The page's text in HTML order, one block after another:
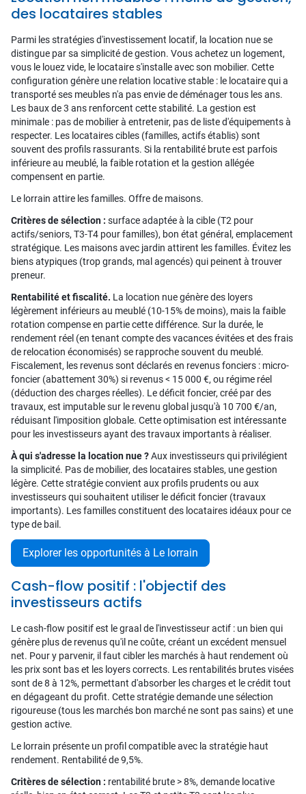
des locataires stables
Parmi les stratégies d'investissement locatif, la location nue se
distingue par sa simplicité de gestion. Vous achetez un logement,
vous le louez vide, le locataire s'installe avec son mobilier. Cette
configuration génère une relation locative stable : le locataire qui a
transporté ses meubles n'a pas envie de déménager tous les ans.
Les baux de 3 ans renforcent cette stabilité. La gestion est
minimale : pas de mobilier à entretenir, pas de liste d'équipements à
respecter. Les locataires cibles (familles, actifs établis) sont
souvent des profils rassurants. Si la rentabilité brute est parfois
inférieure au meublé, la faible rotation et la gestion allégée
compensent en partie.
Le lorrain attire les familles. Offre de maisons.
Critères de sélection : surface adaptée à la cible (T2 pour
actifs/seniors, T3-T4 pour familles), bon état général, emplacement
stratégique. Les maisons avec jardin attirent les familles. Évitez les
biens atypiques (trop grands, mal agencés) qui peinent à trouver
preneur.
Rentabilité et fiscalité. La location nue génère des loyers
légèrement inférieurs au meublé (10-15% de moins), mais la faible
rotation compense en partie cette différence. Sur la durée, le
rendement réel (en tenant compte des vacances évitées et des frais
de relocation économisés) se rapproche souvent du meublé.
Fiscalement, les revenus sont déclarés en revenus fonciers : micro-
foncier (abattement 30%) si revenus < 15 000 €, ou régime réel
(déduction des charges réelles). Le déficit foncier, créé par des
travaux, est imputable sur le revenu global jusqu'à 10 700 €/an,
réduisant l'imposition globale. Cette optimisation est intéressante
pour les investisseurs ayant des travaux importants à réaliser.
À qui s'adresse la location nue ?Aux investisseurs qui privilégient
la simplicité. Pas de mobilier, des locataires stables, une gestion
légère. Cette stratégie convient aux profils prudents ou aux
investisseurs qui souhaitent utiliser le déficit foncier (travaux
importants). Les familles constituent des locataires idéaux pour ce
type de bail.
Explorer les opportunités à Le lorrain
Cash-flow positif : l'objectif des
investisseurs actifs
Le cash-flow positif est le graal de l'investisseur actif : un bien qui
génère plus de revenus qu'il ne coûte, créant un excédent mensuel
net. Pour y parvenir, il faut cibler les marchés à haut rendement où
les prix sont bas et les loyers corrects. Les rentabilités brutes visées
sont de 8 à 12%, permettant d'absorber les charges et le crédit tout
en dégageant du profit. Cette stratégie demande une sélection
rigoureuse (tous les marchés bon marché ne sont pas sains) et une
gestion active.
Le lorrain présente un profil compatible avec la stratégie haut
rendement. Rentabilité de 9,5%.
Critères de sélection : rentabilité brute > 8%, demande locative